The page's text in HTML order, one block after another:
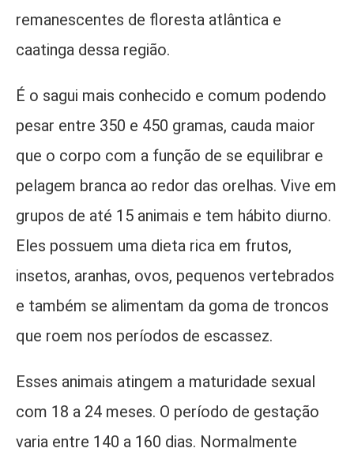
remanescentes de floresta atlântica e
caatinga dessa região.
É o sagui mais conhecido e comum podendo
pesar entre 350 e 450 gramas, cauda maior
que o corpo com a função de se equilibrar e
pelagem branca ao redor das orelhas. Vive em
grupos de até 15 animais e tem hábito diurno.
Eles possuem uma dieta rica em frutos,
insetos, aranhas, ovos, pequenos vertebrados
e também se alimentam da goma de troncos
que roem nos períodos de escassez.
Esses animais atingem a maturidade sexual
com 18 a 24 meses. O período de gestação
varia entre 140 a 160 dias. Normalmente